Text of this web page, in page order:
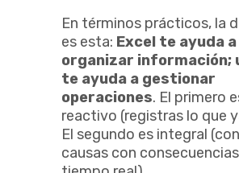
En términos prácticos, la
es esta: Excel te ayuda a
organizar información;
te ayuda a gestionar
operaciones. El primero
reactivo (registras lo que
El segundo es integral
causas con